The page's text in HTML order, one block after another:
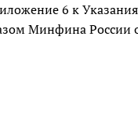
6 к
Минфина России